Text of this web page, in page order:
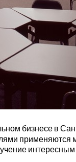
бизнесе в
применяются